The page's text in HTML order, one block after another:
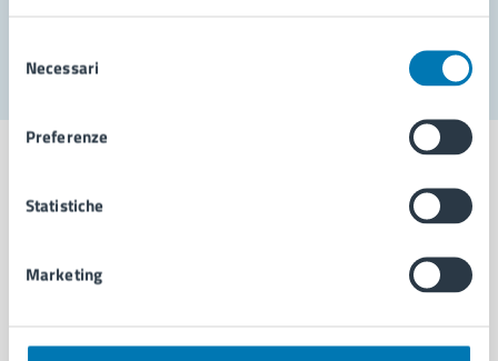
delNecessari
Preferenze
Statistiche
Marketing
Aree amministrative